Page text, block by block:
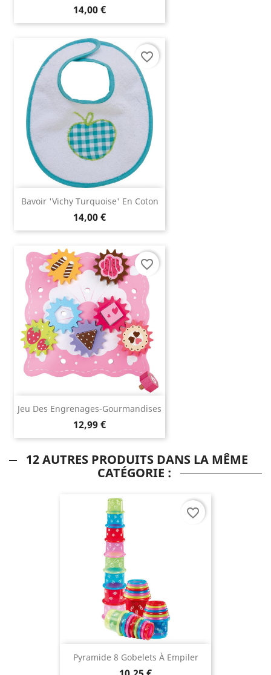
14,00 €
Bavoir 'Vichy Turquoise' En Coton
14,00 €
favorite_border
Jeu Des Engrenages-Gourmandises
12,99 €
favorite_border
12 AUTRES PRODUITS DANS LA MÊME
CATÉGORIE :
Pyramide 8 Gobelets À Empiler
favorite_border